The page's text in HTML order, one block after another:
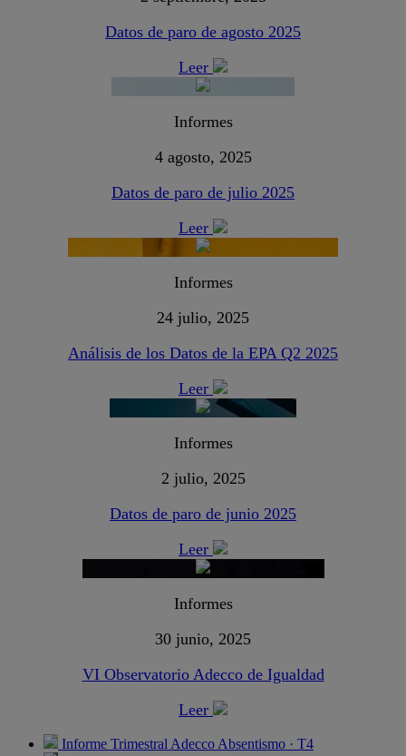
Datos de paro de agosto 2025
Leer
Informes
4 agosto, 2025
Datos de paro de julio 2025
Leer
Informes
24 julio, 2025
Análisis de los Datos de la EPA Q2 2025
Leer
Informes
2 julio, 2025
Datos de paro de junio 2025
Leer
Informes
30 junio, 2025
VI Observatorio Adecco de Igualdad
Leer
Informe Trimestral Adecco Absentismo · T4